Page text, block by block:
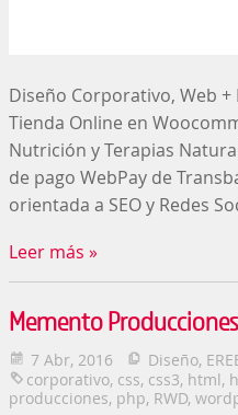
Diseño Corporativo, Web
Tienda Online en
Nutrición y Terapias
de pago WebPay de
orientada a SEO y Redes
Leer más »
Memento Producciones
7 Abr, 2016 Diseño,
corporativo, css, css3, html,
producciones, php, RWD,